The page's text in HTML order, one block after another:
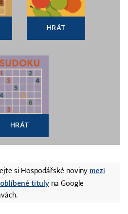
HRÁT
HRÁT
si Hospodářské noviny mezi
tituly na Google